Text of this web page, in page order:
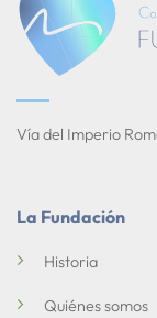
Vía del Imperio
La Fundación
Historia
Quiénes somos